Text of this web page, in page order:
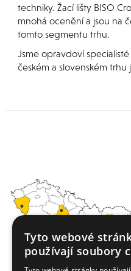
techniky. Žací lišty BISO
mnohá ocenění a jsou na
tomto segmentu trhu.
Jsme opravdoví specialisté
českém a slovenském trhu
Tyto webové
používají soubory